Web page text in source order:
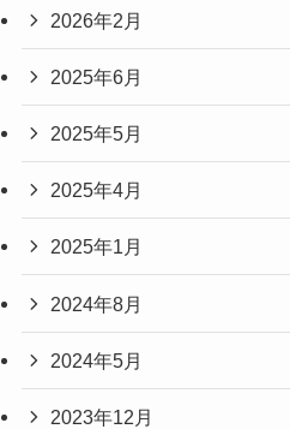
2026年2月
2025年6月
2025年5月
2025年4月
2025年1月
2024年8月
2024年5月
2023年12月